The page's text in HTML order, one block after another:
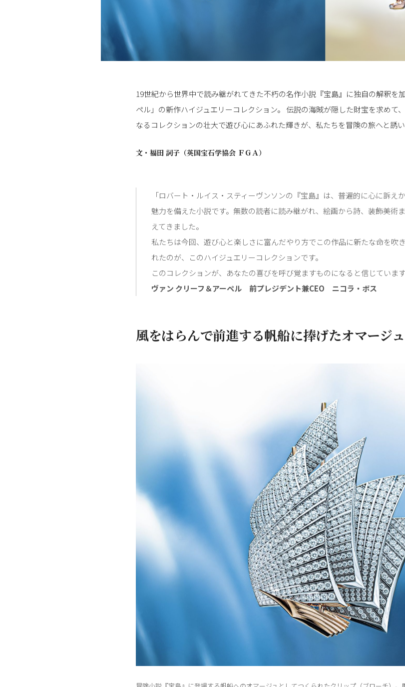
19世紀から世界中で読み継がれてきた不朽の名作小説『宝島』に独自の解釈を
ペル」の新作ハイジュエリーコレクション。 伝説の海賊が隠した財宝を求めて
なるコレクションの壮大で遊び心にあふれた輝きが、私たちを冒険の旅へと誘い
文・ 福田 詞子（英国宝石学協会 ＦＧＡ）
「ロバート・ルイス・スティーヴンソンの『宝島』は、普遍的に心に訴え
魅力を備えた小説です。無数の読者に読み継がれ、絵画から詩、装飾美術
えてきました。
私たちは今回、遊び心と楽しさに富んだやり方でこの作品に新たな命を吹
れたのが、このハイジュエリーコレクションです。
このコレクションが、あなたの喜びを呼び覚ますものになると信じています
ヴァン クリーフ＆アーペル 前プレジデント兼CEO ニコラ・ボス
風をはらんで前進する帆船に捧げたオマージュ